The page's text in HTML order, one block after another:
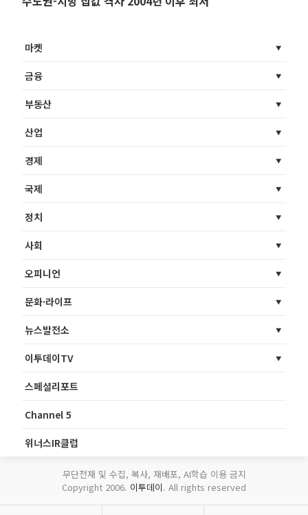
마켓
금융
부동산
산업
경제
국제
정치
사회
오피니언
문화·라이프
뉴스발전소
이투데이TV
스페셜리포트
Channel 5
위너스IR클럽
무단전재 및 수집, 복사, 재배포, AI학습 이용 금지
Copyright 2006. 이투데이. All rights reserved